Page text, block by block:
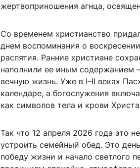
жертвоприношения агнца,
Со временем христианство
днем воспоминания о
распятия. Ранние христиане
наполнили ее иным содержанием
вечную жизнь. Уже в I–II веках
календаре, а богослужения
как символов тела и крови
Так что 12 апреля 2026 года это
устроить семейный обед. Это
победу жизни и начало светлого